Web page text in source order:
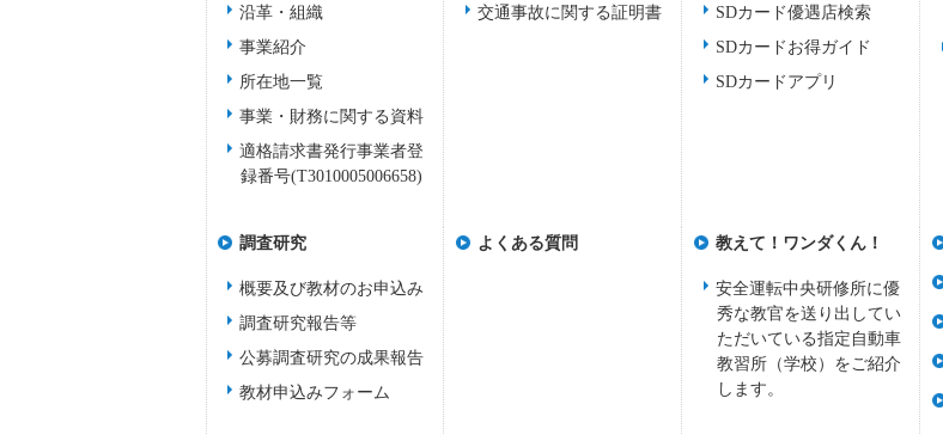
沿革・組織
事業紹介
所在地一覧
事業・財務に関する資料
適格請求書発行事業者登
録番号(T3010005006658)
交通事故に関する証明書
SDカード優遇店検索
SDカードお得ガイド
SDカードアプリ
調査研究
概要及び教材のお申込み
調査研究報告等
公募調査研究の成果報告
教材申込みフォーム
よくある質問 教えて！ワンダくん！
安全運転中央研修所に優
秀な教官を送り出してい
ただいている指定自動車
教習所（学校）をご紹介
します。